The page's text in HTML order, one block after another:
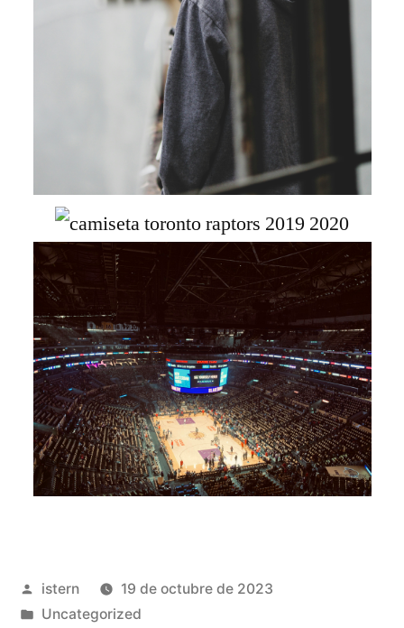
Publicado
por
istern
19 de octubre de 2023
Publicado
Uncategorized